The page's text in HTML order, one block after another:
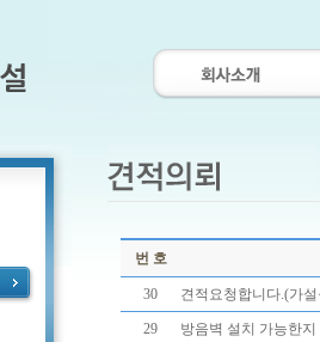
번 호
30 견적요청합니다.(가
29 방음벽 설치 가능한